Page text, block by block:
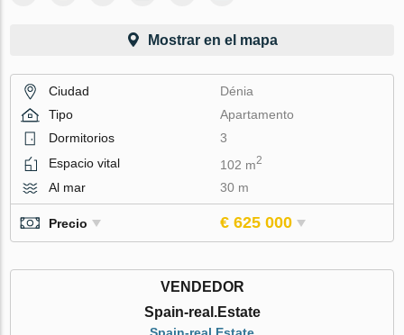
Mostrar en el mapa
Ciudad
Dénia
Tipo
Apartamento
Dormitorios
3
Espacio vital
102 m2
Al mar 30 m
Precio € 625 000
VENDEDOR
Spain-real.Estate